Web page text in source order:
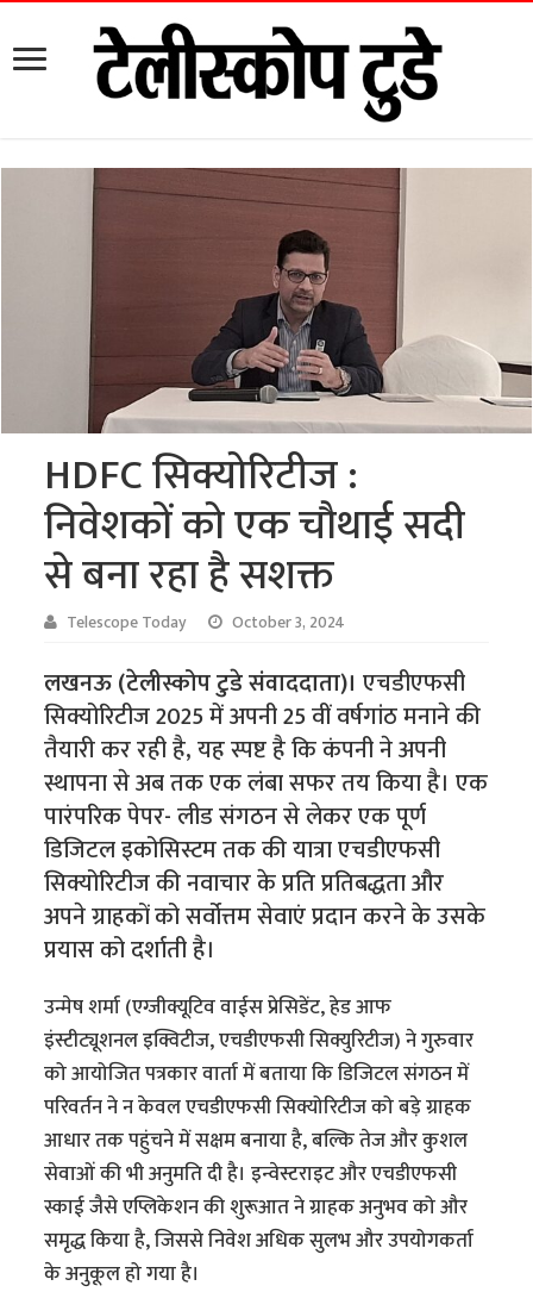
HDFC सिक्योरिटीज :
निवेशकों को एक चौथाई सदी
से बना रहा है सशक्त
Telescope Today October 3, 2024
लखनऊ (टेलीस्कोप टुडे संवाददाता)।एचडीएफसी
सिक्योरिटीज 2025 में अपनी 25 वीं वर्षगांठ मनाने की
तैयारी कर रही है, यह स्पष्ट है कि कंपनी ने अपनी
स्थापना से अब तक एक लंबा सफर तय किया है। एक
पारंपरिक पेपर- लीड संगठन से लेकर एक पूर्ण
डिजिटल इकोसिस्टम तक की यात्रा एचडीएफसी
सिक्योरिटीज की नवाचार के प्रति प्रतिबद्धता और
अपने ग्राहकों को सर्वोत्तम सेवाएं प्रदान करने के उसके
प्रयास को दर्शाती है।
उन्मेष शर्मा (एग्जीक्यूटिव वाईस प्रेसिडेंट, हेड आफ
इंस्टीट्यूशनल इक्विटीज, एचडीएफसी सिक्युरिटीज) ने गुरुवार
को आयोजित पत्रकार वार्ता में बताया कि डिजिटल संगठन में
परिवर्तन ने न केवल एचडीएफसी सिक्योरिटीज को बड़े ग्राहक
आधार तक पहुंचने में सक्षम बनाया है, बल्कि तेज और कुशल
सेवाओं की भी अनुमति दी है। इन्वेस्टराइट और एचडीएफसी
स्काई जैसे एप्लिकेशन की शुरूआत ने ग्राहक अनुभव को और
समृद्ध किया है, जिससे निवेश अधिक सुलभ और उपयोगकर्ता
के अनुकूल हो गया है।